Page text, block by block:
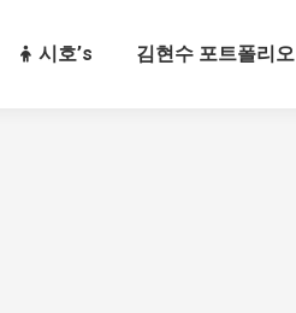
시호’s 김현수 포트폴리오